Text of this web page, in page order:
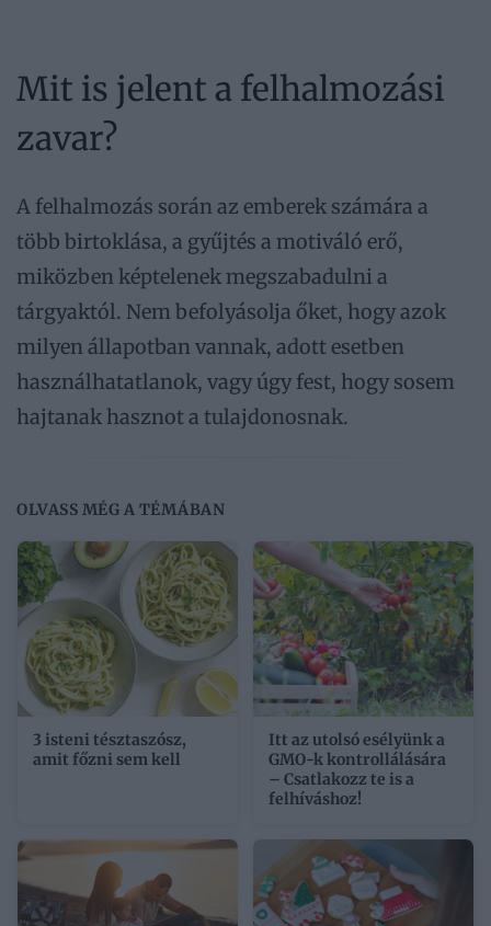
Mit is jelent a felhalmozási
zavar?
A felhalmozás során az emberek számára a
több birtoklása, a gyűjtés a motiváló erő,
miközben képtelenek megszabadulni a
tárgyaktól. Nem befolyásolja őket, hogy azok
milyen állapotban vannak, adott esetben
használhatatlanok, vagy úgy fest, hogy sosem
hajtanak hasznot a tulajdonosnak.
OLVASS MÉG A TÉMÁBAN
3 isteni tésztaszósz,
amit főzni sem kell
Itt az utolsó esélyünk a
GMO-k kontrollálására
– Csatlakozz te is a
felhíváshoz!